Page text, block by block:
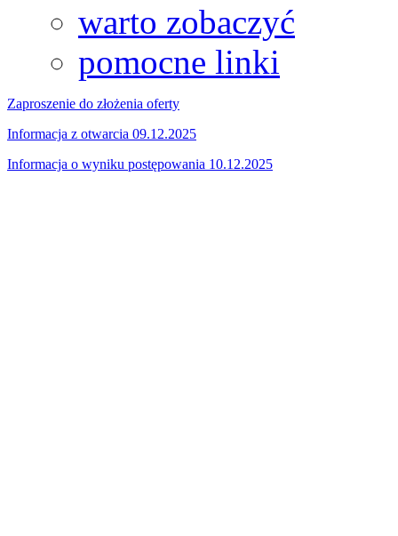
warto zobaczyć
pomocne linki
Zaproszenie do złożenia oferty
Informacja z otwarcia 09.12.2025
Informacja o wyniku postępowania 10.12.2025